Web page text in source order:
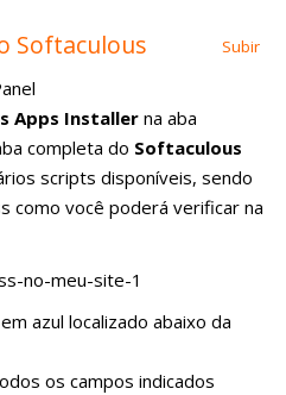
Softaculous Subir
Apps Installerna aba
completa do Softaculous
scripts disponíveis, sendo
como você poderá verificar na
azul localizado abaixo da
os campos indicados